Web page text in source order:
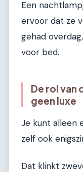
Een
ervoor dat ze
gehad
voor bed.
De rol van
geen luxe
Je kunt alleen
zelf ook
Dat klinkt